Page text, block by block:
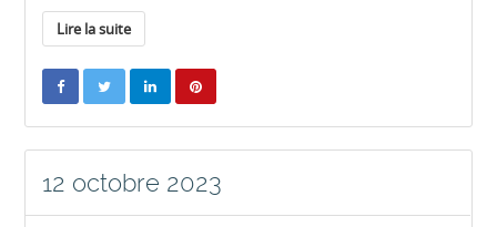
Lire la suite
12 octobre 2023